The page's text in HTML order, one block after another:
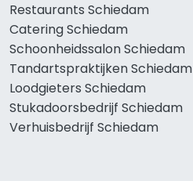
Restaurants Schiedam
Catering Schiedam
Schoonheidssalon Schiedam
Tandartspraktijken Schiedam
Loodgieters Schiedam
Stukadoorsbedrijf Schiedam
Verhuisbedrijf Schiedam